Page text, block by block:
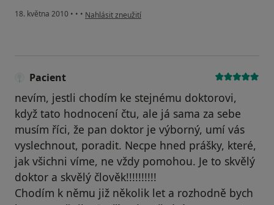
18. května 2010 • • • podle názoru uživatele Pacient
Nahlásit zneužití
Pacient
nevím, jestli chodím ke stejnému doktorovi,
když tato hodnocení čtu, ale já sama za sebe
musím říci, že pan doktor je výborný, umí vás
vyslechnout, poradit. Necpe hned prášky, které,
jak všichni víme, ne vždy pomohou. Je to skvělý
doktor a skvělý člověk!!!!!!!!!!
Chodím k němu již několik let a rozhodně bych